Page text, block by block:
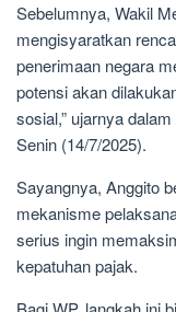
Sebelumnya, Wakil
mengisyaratkan
penerimaan negara
potensi akan
sosial,” ujarnya
Senin (14/7/2025).
Sayangnya, Anggito
mekanisme
serius ingin
kepatuhan pajak.